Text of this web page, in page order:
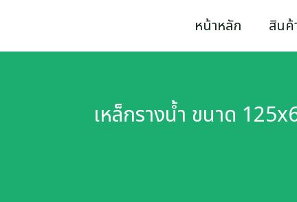
to
หน้าหลัก สินค้
เหล็กรางน้ำ ขนาด